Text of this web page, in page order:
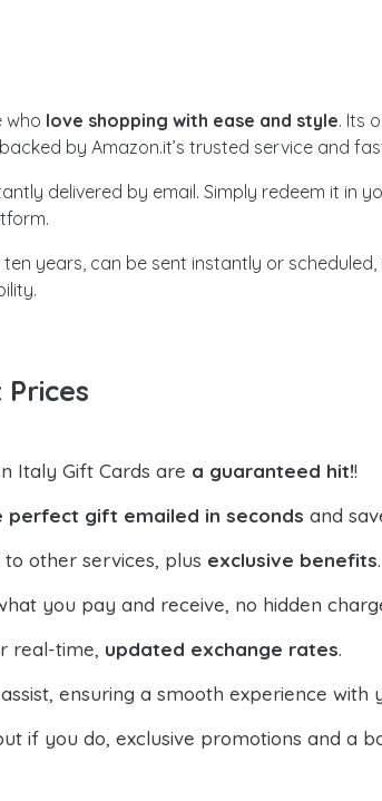
who love shopping with ease and style. Its
by Amazon.it’s trusted service and
delivered by email. Simply redeem it in
years, can be sent instantly or scheduled,
Italy Gift Cards are a guaranteed hit!!
perfect gift emailed in seconds and
other services, plus exclusive benefits.
you pay and receive, no hidden
real-time, updated exchange rates.
ensuring a smooth experience with
if you do, exclusive promotions and a